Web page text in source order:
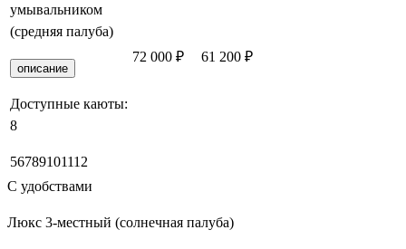
умывальником
(средняя палуба)
описание
Доступные каюты:
8
56789101112
72 000 ₽ 61 200 ₽
С удобствами
Люкс 3-местный (солнечная палуба)